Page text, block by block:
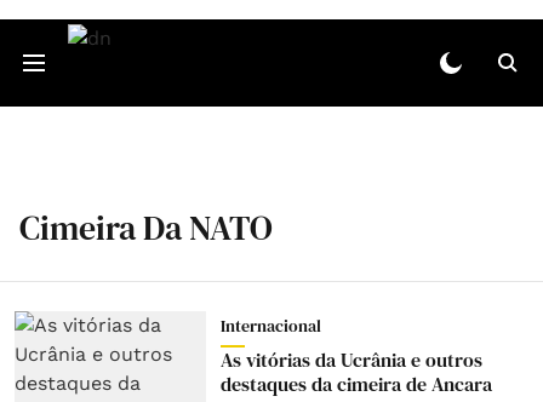
Cimeira Da NATO
Internacional
As vitórias da Ucrânia e outros
destaques da cimeira de Ancara